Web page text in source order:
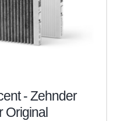
- Zehnder
Original